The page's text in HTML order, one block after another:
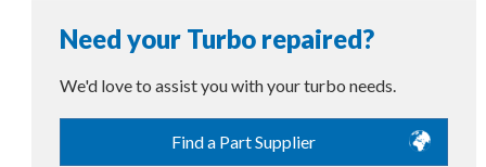
Need your Turbo repaired?
We'd love to assist you with your turbo needs.
Find a Part Supplier